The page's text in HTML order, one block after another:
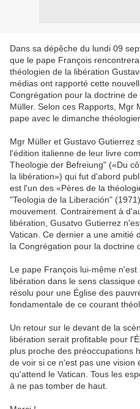
Dans sa dépêche du lundi 09
que le pape François
théologien de la libération
médias ont rapporté cette
Congrégation pour la doctrine
Müller. Selon ces Rapports, Mgr
pape avec le dimanche
Mgr Müller et Gustavo Gutierrez
l'édition italienne de leur livre
Theologie der Befreiung" («Du
la libération») qui fut d'abord
est l'un des «Pères de la
"Teologia de la Liberación"
mouvement. Contrairement à
libération, Gusatvo Gutierrez
Vatican. Ce dernier a une amitié
la Congrégation pour la doctrine
Le pape François lui-même
libération dans le sens classique
résolu pour une Église des
fondamentale de ce courant
Un retour sur le devant de la
libération serait profitable pour
plus proche des préoccupations
de voir si ce n'est pas une vision
qu'attend le Vatican. Tous les
à ne pas tomber de haut.